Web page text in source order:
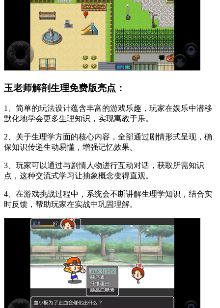
玉老师解剖生理免费版亮点：
1、简单的玩法设计蕴含丰富的游戏乐趣，玩家在娱乐中潜移
默化地学会更多生理知识，实现寓教于乐。
2、关于生理学方面的核心内容，全部通过剧情形式呈现，确
保知识传递生动易懂，增强记忆效果。
3、玩家可以通过与剧情人物进行互动对话，获取所需知识
点，这种交流式学习让抽象概念变得直观。
4、在游戏挑战过程中，系统会不断讲解生理学知识，结合实
时反馈，帮助玩家在实战中巩固理解。